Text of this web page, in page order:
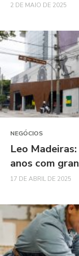
2 DE MAIO DE 2025
NEGÓCIOS
Leo
anos com
17 DE ABRIL DE 2025